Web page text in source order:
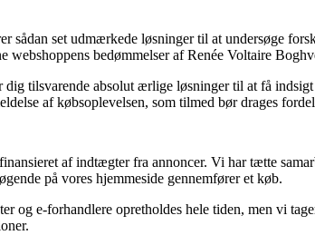
sådan set udmærkede løsninger til at undersøge
webshoppens bedømmelser af Renée Voltaire
dig tilsvarende absolut ærlige løsninger til at få
af købsoplevelsen, som tilmed bør drages
af indtægter fra annoncer. Vi har tætte
på vores hjemmeside gennemfører et køb.
og e-forhandlere opretholdes hele tiden, men vi